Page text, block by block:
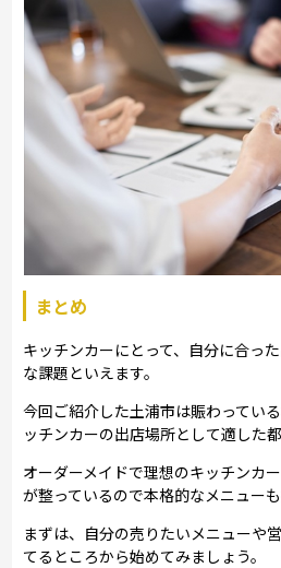
まとめ
キッチンカーにとって、自分に合っ
な課題といえます。
今回ご紹介した土浦市は賑わってい
ッチンカーの出店場所として適した都
オーダーメイドで理想のキッチンカ
が整っているので本格的なメニューも
まずは、自分の売りたいメニューや
てるところから始めてみましょう。